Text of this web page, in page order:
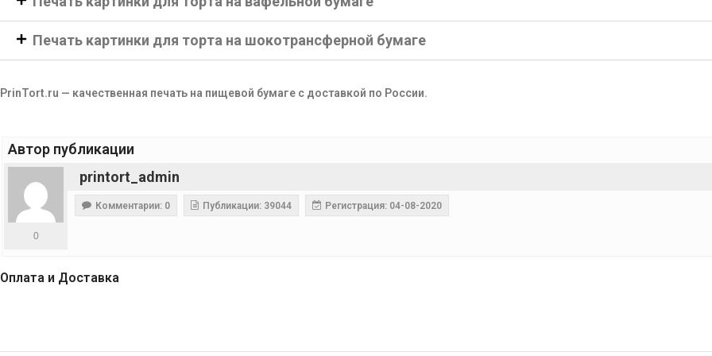
Печать картинки для торта на шокотрансферной бумаге
PrinTort.ru — качественная печать на пищевой бумаге с доставкой по России.
Автор публикации
printort_admin
0
Комментарии: 0 Публикации: 39044 Регистрация: 04-08-2020
Оплата и Доставка